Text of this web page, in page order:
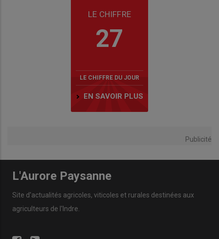
LE CHIFFRE
27
LE CHIFFRE DU JOUR
EN SAVOIR PLUS
Publicité
L'Aurore Paysanne
Site d'actualités agricoles, viticoles et rurales destinées aux
agriculteurs de l'Indre.